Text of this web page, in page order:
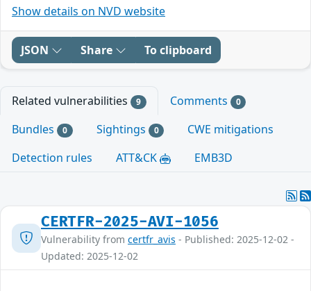
Show details on NVD website
JSON Share To clipboard
Related vulnerabilities 9 Comments 0
Bundles 0 Sightings 0
CWE mitigations
Detection rules
ATT&CK EMB3D
CERTFR-2025-AVI-1056
Vulnerability from certfr_avis - Published: 2025-12-02 -
Updated: 2025-12-02